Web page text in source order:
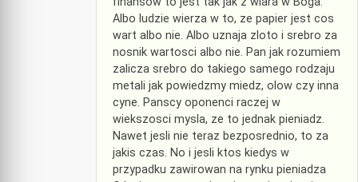
Albo ludzie wierza w to, ze papier jest cos
wart albo nie. Albo uznaja zloto i srebro za
nosnik wartosci albo nie. Pan jak rozumiem
zalicza srebro do takiego samego rodzaju
metali jak powiedzmy miedz, olow czy inna
cyne. Panscy oponenci raczej w
wiekszosci mysla, ze to jednak pieniadz.
Nawet jesli nie teraz bezposrednio, to za
jakis czas. No i jesli ktos kiedys w
przypadku zawirowan na rynku pieniadza